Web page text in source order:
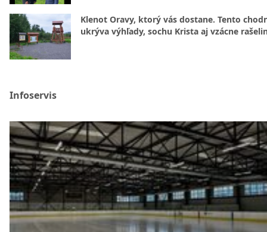
Klenot Oravy, ktorý vás dostane. Tento
ukrýva výhľady, sochu Krista aj vzácne
Infoservis